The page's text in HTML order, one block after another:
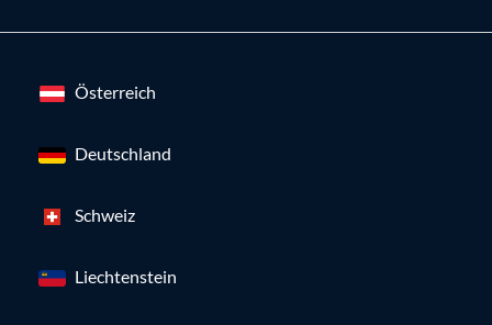
Österreich
Deutschland
Schweiz
Liechtenstein